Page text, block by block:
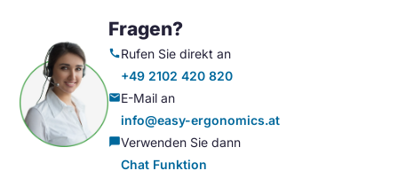
Fragen?
callRufen Sie direkt an
+49 2102 420 820
mailE-Mail an
info@easy-ergonomics.at
chat_bubbleVerwenden Sie dann
Chat Funktion